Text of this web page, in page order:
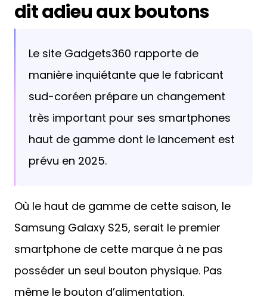
dit adieu aux boutons
Le site Gadgets360 rapporte de
manière inquiétante que le fabricant
sud-coréen prépare un changement
très important pour ses smartphones
haut de gamme dont le lancement est
prévu en 2025.
Où le haut de gamme de cette saison, le
Samsung Galaxy S25, serait le premier
smartphone de cette marque à ne pas
posséder un seul bouton physique. Pas
même le bouton d’alimentation.